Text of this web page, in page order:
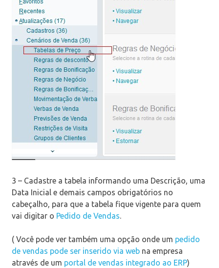
3 – Cadastre a tabela informando uma Descrição, uma
Data Inicial e demais campos obrigatórios no
cabeçalho, para que a tabela fique vigente para quem
vai digitar o Pedido de Vendas.
( Você pode ver também uma opção onde um pedido
de vendas pode ser inserido via web na empresa
através de um portal de vendas integrado ao ERP)